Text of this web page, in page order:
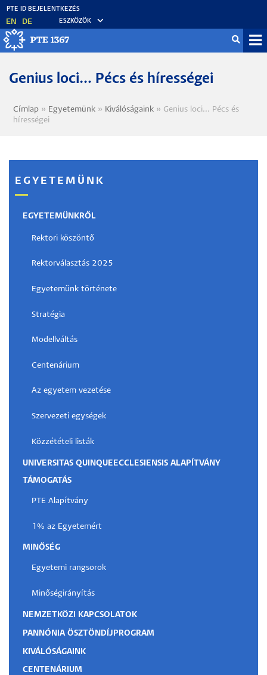
Ugrás
tartalomra
EN DE ESZKÖZÖK
Genius loci... Pécs és hírességei
Morzsa
Címlap Egyetemünk Kiválóságaink
Genius loci... Pécs és
hírességei
EGYETEMÜNK
EGYETEMÜNKRŐL
Rektori köszöntő
Rektorválasztás 2025
Egyetemünk története
Stratégia
Modellváltás
Centenárium
Az egyetem vezetése
Szervezeti egységek
Közzétételi listák
UNIVERSITAS QUINQUEECCLESIENSIS ALAPÍTVÁNY
TÁMOGATÁS
PTE Alapítvány
1% az Egyetemért
MINŐSÉG
Egyetemi rangsorok
Minőségirányítás
NEMZETKÖZI KAPCSOLATOK
PANNÓNIA ÖSZTÖNDÍJPROGRAM
KIVÁLÓSÁGAINK
CENTENÁRIUM